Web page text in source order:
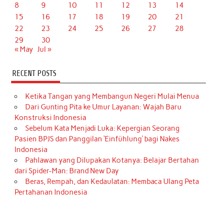
8
9 10 11 12 13
14
15
16 17 18 19 20
21
22
23 24 25 26 27
28
29
30
« May Jul »
RECENT POSTS
Ketika Tangan yang Membangun Negeri Mulai Menua
Dari Gunting Pita ke Umur Layanan: Wajah Baru
Konstruksi Indonesia
Sebelum Kata Menjadi Luka: Kepergian Seorang
Pasien BPJS dan Panggilan ‘Einfühlung’ bagi Nakes
Indonesia
Pahlawan yang Dilupakan Kotanya: Belajar Bertahan
dari Spider-Man: Brand New Day
Beras, Rempah, dan Kedaulatan: Membaca Ulang Peta
Pertahanan Indonesia